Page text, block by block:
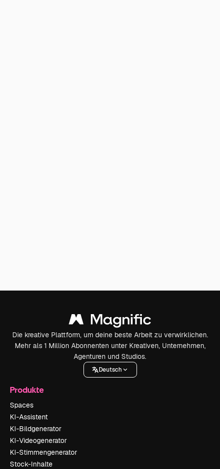
Die kreative Plattform, um deine beste Arbeit zu verwirklichen.
Mehr als 1 Million Abonnenten unter Kreativen, Unternehmen,
Agenturen und Studios.
Deutsch
Produkte
Spaces
KI-Assistent
KI-Bildgenerator
KI-Videogenerator
KI-Stimmengenerator
Stock-Inhalte